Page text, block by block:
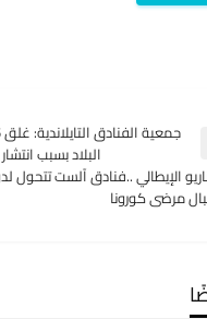
البلاد بسبب
الإيطالي ..فنادق آلست تتحول
مرضى كورونا